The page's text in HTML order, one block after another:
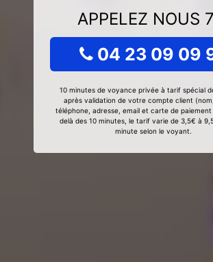
APPELEZ NOUS
04 23 09 09
10 minutes de voyance privée à tarif spécial
après validation de votre compte client
téléphone, adresse, email et carte de
delà des 10 minutes, le tarif varie de 3,5€ à
minute selon le voyant.